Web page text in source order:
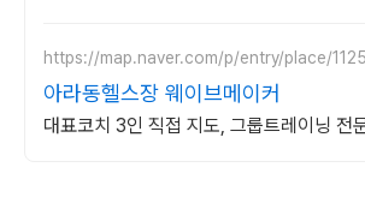
https://map.naver.com/p/entry/place/
아라동헬스장 웨이브메이커
대표코치 3인 직접 지도, 그룹트레이닝 전